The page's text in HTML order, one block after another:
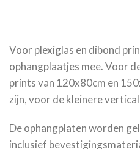
Voor plexiglas en dibond
ophangplaatjes mee. Voor
prints van 120x80cm en
zijn, voor de kleinere
De ophangplaten worden
inclusief